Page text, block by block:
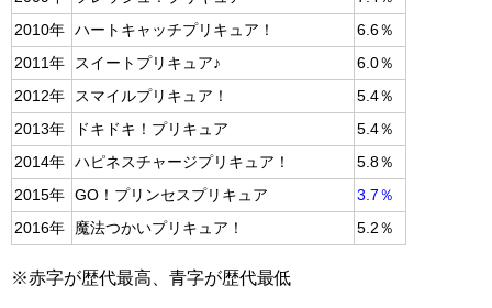
2010年 ハートキャッチプリキュア！
6.6％
2011年
スイートプリキュア♪
6.0％
2012年
スマイルプリキュア！
5.4％
2013年
ドキドキ！プリキュア
5.4％
2014年 ハピネスチャージプリキュア！
5.8％
2015年 GO！プリンセスプリキュア
3.7％
2016年
魔法つかいプリキュア！ 5.2％
※赤字が歴代最高、青字が歴代最低